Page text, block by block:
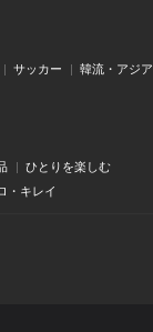
サッカー 韓流・アジア
ひとりを楽しむ
・キレイ